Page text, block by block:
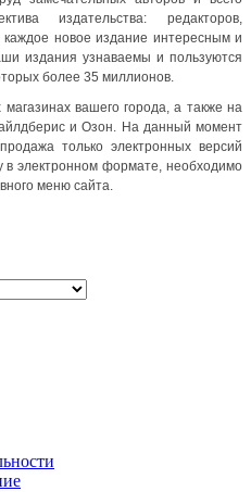
издательства: редакторов,
новое издание интересным и
издания узнаваемы и пользуются
более 35 миллионов.
вашего города, а также на
и Озон. На данный момент
только электронных версий
в электронном формате, необходимо
меню сайта.